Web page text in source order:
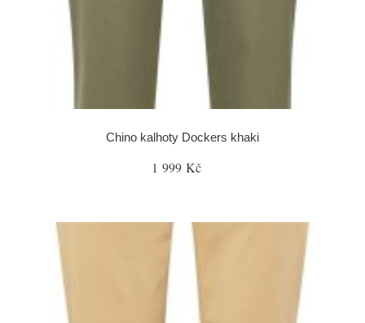
Chino kalhoty Dockers khaki
1 999 Kč